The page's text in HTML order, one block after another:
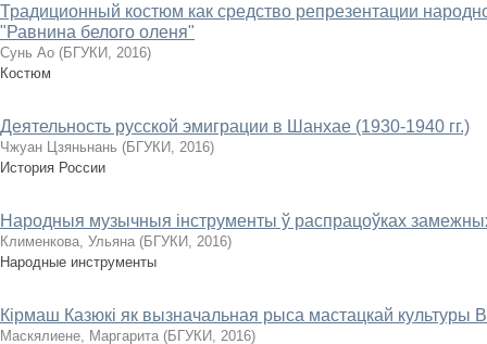
Традиционный костюм как средство репрезентации
"Равнина белого оленя"
Сунь Ао (БГУКИ, 2016)
Костюм
Деятельность русской эмиграции в Шанхае (1930-1940 гг.)
Чжуан Цзяньнань (БГУКИ, 2016)
История России
Народныя музычныя інструменты ў распрацоўках
Клименкова, Ульяна (БГУКИ, 2016)
Народные инструменты
Кірмаш Казюкі як вызначальная рыса мастацкай культуры
Маскялиене, Маргарита (БГУКИ, 2016)